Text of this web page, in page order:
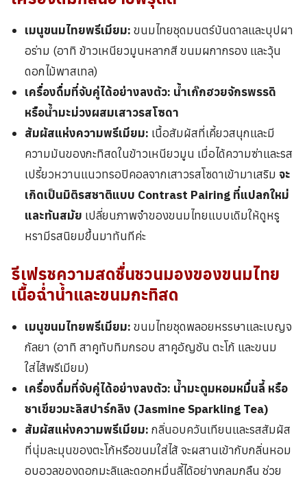
เมนูขนมไทยพรีเมียม: ขนมไทยชุดมนตร์บันดาลและบุปผา
อร่าม (อาทิ ข้าวเหนียวมูนหลากสี ขนมผกากรอง และวุ้น
ดอกไม้พาสเทล)
เครื่องดื่มที่จับคู่ได้อย่างลงตัว: น้ำเก๊กฮวยจักรพรรดิ
หรือน้ำมะม่วงผสมเสาวรสโซดา
สัมผัสแห่งความพรีเมียม: เนื้อสัมผัสที่เคี้ยวสนุกและมี
ความมันของกะทิสดในข้าวเหนียวมูน เมื่อได้ความซ่าและรส
เปรี้ยวหวานแนวทรอปิคอลจากเสาวรสโซดาเข้ามาเสริมจะ
เกิดเป็นมิติรสชาติแบบ Contrast Pairing ที่แปลกใหม่
และทันสมัย เปลี่ยนภาพจำของขนมไทยแบบเดิมให้ดูหรู
หรามีรสนิยมขึ้นมาทันทีค่ะ
รีเฟรชความสดชื่นชวนมองของขนมไทย
เนื้อฉ่ำน้ำและขนมกะทิสด
เมนูขนมไทยพรีเมียม: ขนมไทยชุดพลอยหรรษาและเบญจ
กัลยา (อาทิ สาคูทับทิมกรอบ สาคูอัญชัน ตะโก้ และขนม
ใส่ไส้พรีเมียม)
เครื่องดื่มที่จับคู่ได้อย่างลงตัว: น้ำมะตูมหอมหมื่นลี้ หรือ
ชาเขียวมะลิสปาร์กลิง (Jasmine Sparkling Tea)
สัมผัสแห่งความพรีเมียม: กลิ่นอบควันเทียนและรสสัมผัส
ที่นุ่มละมุนของตะโก้หรือขนมใส่ไส้ จะผสานเข้ากับกลิ่นหอม
อบอวลของดอกมะลิและดอกหมื่นลี้ได้อย่างกลมกลืน ช่วย